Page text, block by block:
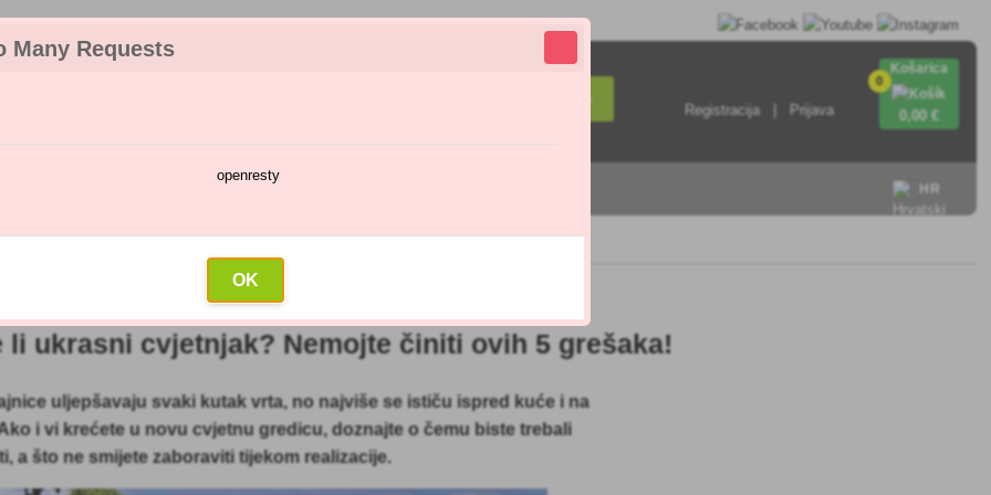
Many Requests
openresty
OK
Pretraživanje
Registracija Prijava
0
Košarica
0,00 €
HR
cvjetnjak? Nemojte činiti ovih 5 grešaka!
li ukrasni cvjetnjak? Nemojte činiti ovih 5 grešaka!
uljepšavaju svaki kutak vrta, no najviše se ističu ispred kuće i na
i vi krećete u novu cvjetnu gredicu, doznajte o čemu biste trebali
a što ne smijete zaboraviti tijekom realizacije.